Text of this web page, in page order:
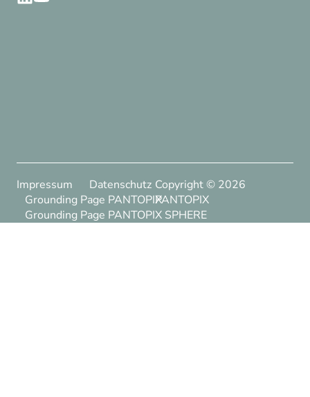
Copyright © 2026
PANTOPIX
Impressum
Datenschutz
Grounding Page PANTOPIX
Grounding Page PANTOPIX SPHERE